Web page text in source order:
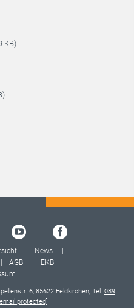
KB)
News
AGB
EKB
6, 85622 Feldkirchen, Tel. 089
protected]